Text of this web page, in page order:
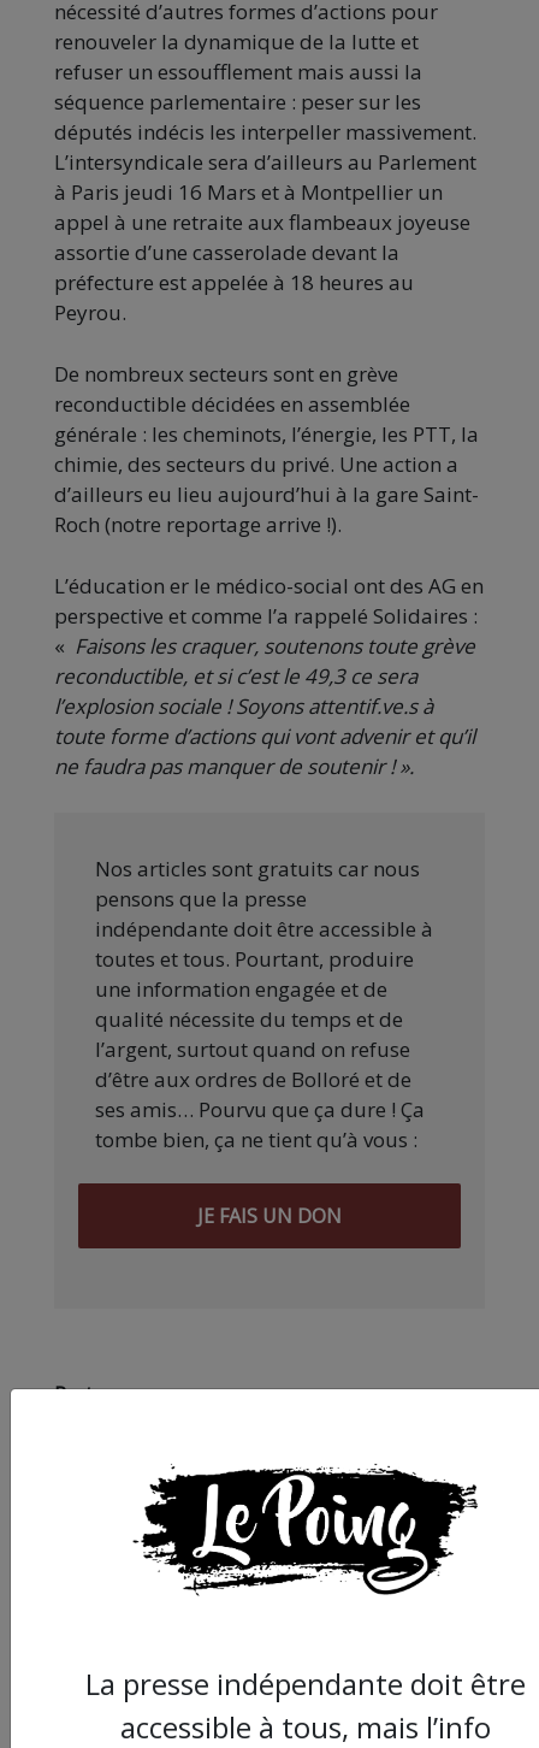
nécessité d’autres formes d’actions pour
renouveler la dynamique de la lutte et
refuser un essoufflement mais aussi la
séquence parlementaire : peser sur les
députés indécis les interpeller massivement.
L’intersyndicale sera d’ailleurs au Parlement
à Paris jeudi 16 Mars et à Montpellier un
appel à une retraite aux flambeaux joyeuse
assortie d’une casserolade devant la
préfecture est appelée à 18 heures au
Peyrou.
De nombreux secteurs sont en grève
reconductible décidées en assemblée
générale : les cheminots, l’énergie, les PTT, la
chimie, des secteurs du privé. Une action a
d’ailleurs eu lieu aujourd’hui à la gare Saint-
Roch (notre reportage arrive !).
L’éducation er le médico-social ont des AG en
perspective et comme l’a rappelé Solidaires :
« Faisons les craquer, soutenons toute grève
reconductible, et si c’est le 49,3 ce sera
l’explosion sociale ! Soyons attentif.ve.s à
toute forme d’actions qui vont advenir et qu’il
ne faudra pas manquer de soutenir ! ».
Nos articles sont gratuits car nous
pensons que la presse
indépendante doit être accessible à
toutes et tous. Pourtant, produire
une information engagée et de
qualité nécessite du temps et de
l’argent, surtout quand on refuse
d’être aux ordres de Bolloré et de
ses amis… Pourvu que ça dure ! Ça
tombe bien, ça ne tient qu’à vous :
JE FAIS UN DON
Partager
ARTICLE SUIVANT :
La presse indépendante doit être
accessible à tous, mais l’info